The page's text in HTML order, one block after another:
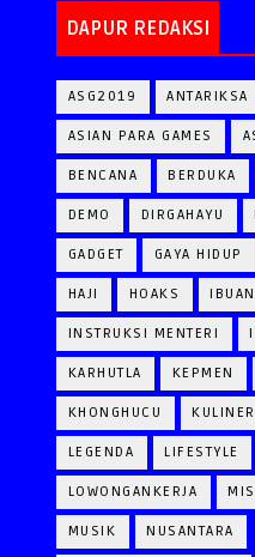
DAPUR REDAKSI
ASG2019 ANTARIKSA
ASIAN PARA GAMES
BENCANA BERDUKA
DEMO DIRGAHAYU
GADGET GAYA HIDUP
HAJI HOAKS
INSTRUKSI MENTERI
KARHUTLA KEPMEN
KHONGHUCU KULINER
LEGENDA LIFESTYLE
LOWONGANKERJA
MUSIK NUSANTARA